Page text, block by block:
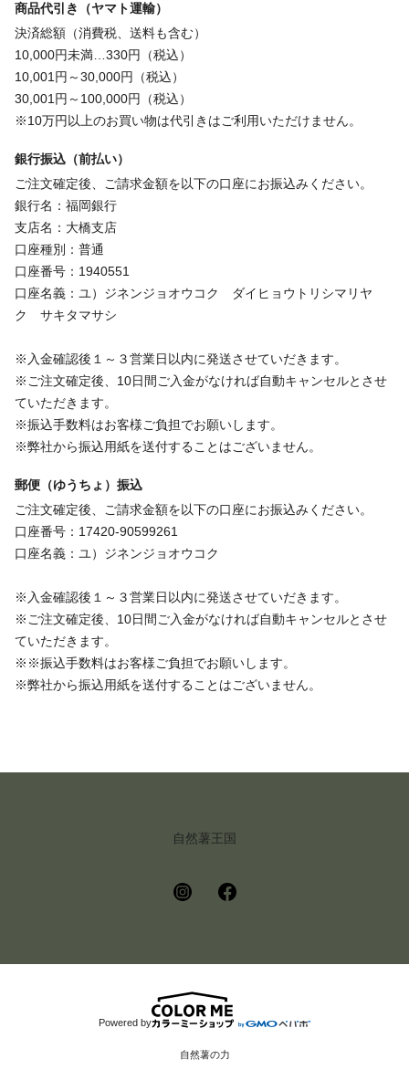
商品代引き（ヤマト運輸）
決済総額（消費税、送料も含む）
10,000円未満…330円（税込）
10,001円～30,000円（税込）
30,001円～100,000円（税込）
※10万円以上のお買い物は代引きはご利用いただけません。
銀行振込（前払い）
ご注文確定後、ご請求金額を以下の口座にお振込みください。
銀行名：福岡銀行
支店名：大橋支店
口座種別：普通
口座番号：1940551
口座名義：ユ）ジネンジョオウコク ダイヒョウトリシマリヤ
ク サキタマサシ
※入金確認後１～３営業日以内に発送させていだきます。
※ご注文確定後、10日間ご入金がなければ自動キャンセルとさせ
ていただきます。
※振込手数料はお客様ご負担でお願いします。
※弊社から振込用紙を送付することはございません。
郵便（ゆうちょ）振込
ご注文確定後、ご請求金額を以下の口座にお振込みください。
口座番号：17420-90599261
口座名義：ユ）ジネンジョオウコク
※入金確認後１～３営業日以内に発送させていだきます。
※ご注文確定後、10日間ご入金がなければ自動キャンセルとさせ
ていただきます。
※※振込手数料はお客様ご負担でお願いします。
※弊社から振込用紙を送付することはございません。
自然薯王国
Powered by
自然薯の力